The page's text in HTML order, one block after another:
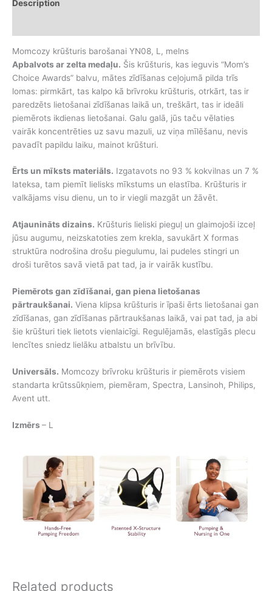
quantity
Description
Momcozy krūšturis barošanai YN08, L, melns
Apbalvots ar zelta medaļu. Šis krūšturis, kas ieguvis “Mom’s
Choice Awards” balvu, mātes zīdīšanas ceļojumā pilda trīs
lomas: pirmkārt, tas kalpo kā brīvroku krūšturis, otrkārt, tas ir
paredzēts lietošanai zīdīšanas laikā un, treškārt, tas ir ideāli
piemērots ikdienas lietošanai. Galu galā, jūs taču vēlaties
vairāk koncentrēties uz savu mazuli, uz viņa mīlēšanu, nevis
pavadīt papildu laiku, mainot krūšturi.
Ērts un mīksts materiāls. Izgatavots no 93 % kokvilnas un 7 %
lateksa, tam piemīt lielisks mīkstums un elastība. Krūšturis ir
valkājams visu dienu, un to ir viegli mazgāt un žāvēt.
Atjaunināts dizains. Krūšturis lieliski pieguļ un glaimojoši izceļ
jūsu augumu, neizskatoties zem krekla, savukārt X formas
struktūra nodrošina drošu piegulumu, lai pudeles stingri un
droši turētos savā vietā pat tad, ja ir vairāk kustību.
Piemērots gan zīdīšanai, gan piena lietošanas
pārtraukšanai. Viena klipsa krūšturis ir īpaši ērts lietošanai gan
zīdīšanas, gan zīdīšanas pārtraukšanas laikā, vai pat tad, ja abi
šie krūšturi tiek lietots vienlaicīgi. Regulējamās, elastīgās plecu
lencītes sniedz lielāku atbalstu un brīvību.
Universāls. Momcozy brīvroku krūšturis ir piemērots visiem
standarta krūtssūkņiem, piemēram, Spectra, Lansinoh, Philips,
Avent utt.
Izmērs – L
Related products